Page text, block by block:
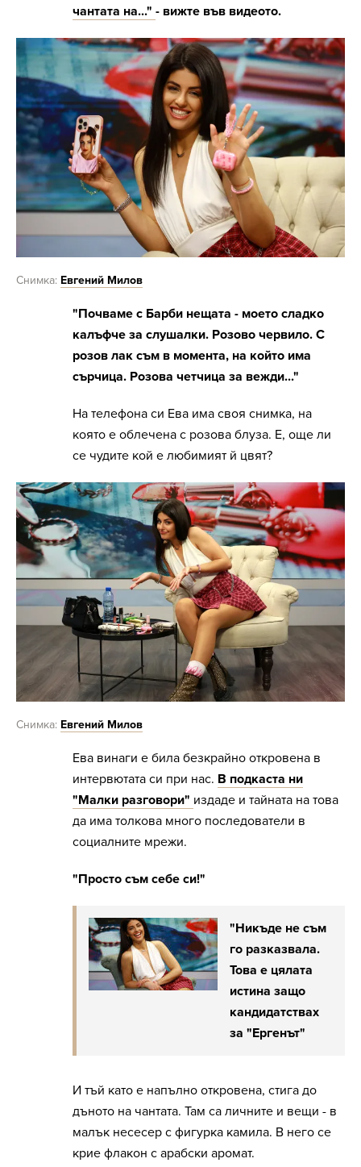
чантата на..." - вижте във видеото.
Снимка: Евгений Милов
"Почваме с Барби нещата - моето сладко
калъфче за слушалки. Розово червило. С
розов лак съм в момента, на който има
сърчица. Розова четчица за вежди..."
На телефона си Ева има своя снимка, на
която е облечена с розова блуза. Е, още ли
се чудите кой е любимият й цвят?
Снимка: Евгений Милов
Ева винаги е била безкрайно откровена в
интервютата си при нас. В подкаста ни
"Малки разговори" издаде и тайната на това
да има толкова много последователи в
социалните мрежи.
"Просто съм себе си!"
"Никъде не съм
го разказвала.
Това е цялата
истина защо
кандидатствах
за "Ергенът"
И тъй като е напълно откровена, стига до
дъното на чантата. Там са личните и вещи - в
малък несесер с фигурка камила. В него се
крие флакон с арабски аромат.